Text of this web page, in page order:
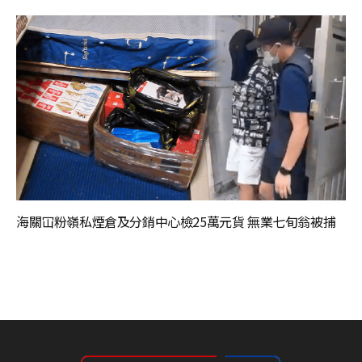
海關冚粉嶺私煙倉及分銷中心檢25萬元貨 無業七旬翁被捕